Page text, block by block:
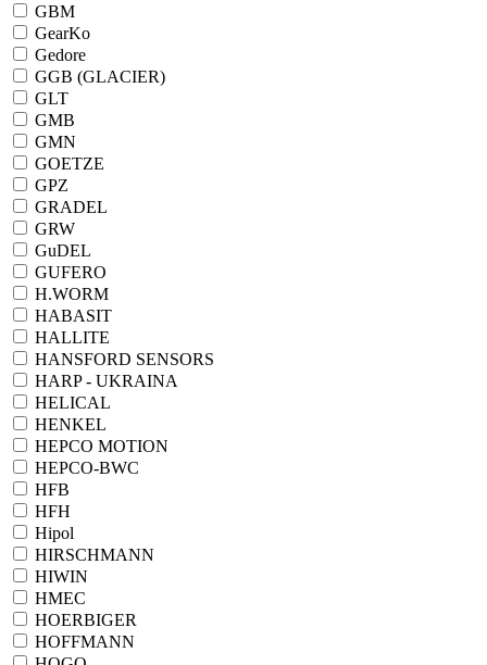
GBM
GearKo
Gedore
GGB (GLACIER)
GLT
GMB
GMN
GOETZE
GPZ
GRADEL
GRW
GuDEL
GUFERO
H.WORM
HABASIT
HALLITE
HANSFORD SENSORS
HARP - UKRAINA
HELICAL
HENKEL
HEPCO MOTION
HEPCO-BWC
HFB
HFH
Hipol
HIRSCHMANN
HIWIN
HMEC
HOERBIGER
HOFFMANN